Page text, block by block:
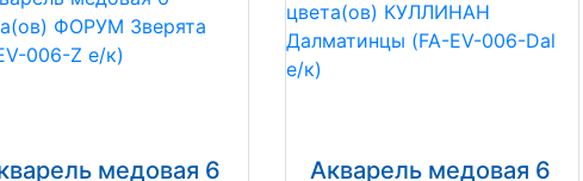
медовая 6
Акварель медовая 6